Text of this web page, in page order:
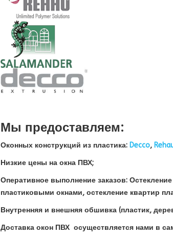
Мы предоставляем:
Оконных конструкций из пластика: Decco,
Низкие цены на окна ПВХ;
Оперативное выполнение заказов:
пластиковыми окнами, остекление квартир
Внутренняя и внешняя обшивка (пластик,
Доставка окон ПВХ осуществляется нами в